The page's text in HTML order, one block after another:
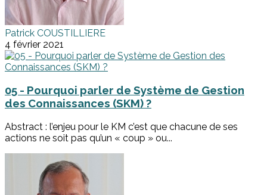
Patrick COUSTILLIERE
4 février 2021
05 - Pourquoi parler de Système de Gestion
des Connaissances (SKM) ?
Abstract : l’enjeu pour le KM c’est que chacune de ses
actions ne soit pas qu’un « coup » ou...